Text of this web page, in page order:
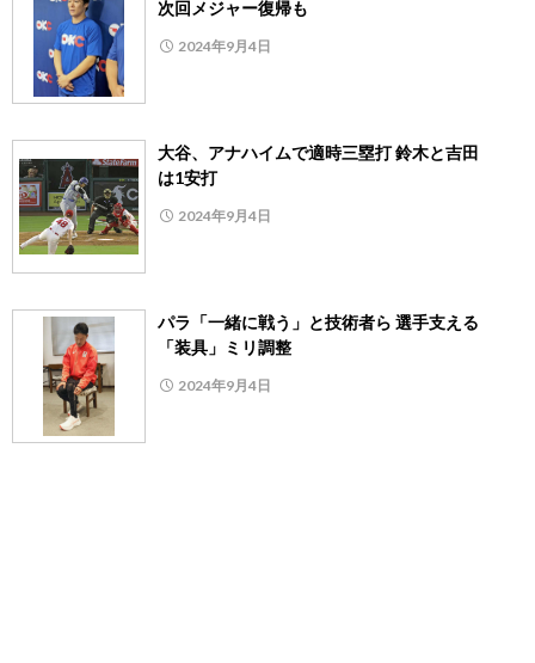
次回メジャー復帰も
2024年9月4日
大谷、アナハイムで適時三塁打 鈴木と吉田
は1安打
2024年9月4日
パラ「一緒に戦う」と技術者ら 選手支える
「装具」ミリ調整
2024年9月4日